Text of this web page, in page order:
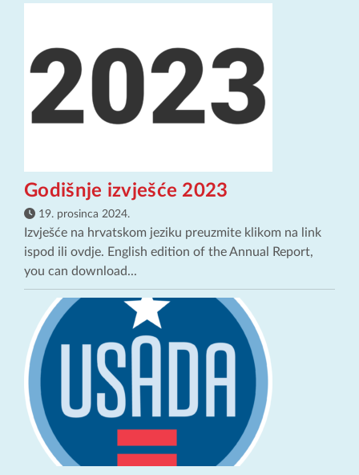
Godišnje izvješće 2023
19. prosinca 2024.
Izvješće na hrvatskom jeziku preuzmite klikom na link
ispod ili ovdje. English edition of the Annual Report,
you can download...